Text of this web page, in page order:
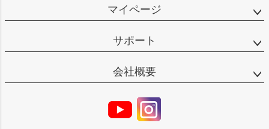
マイページ
サポート
会社概要